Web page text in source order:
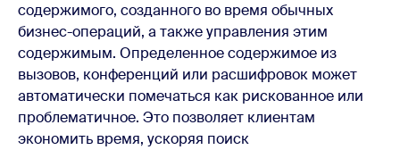
содержимого, созданного во время обычных
бизнес-операций, а также управления этим
содержимым. Определенное содержимое из
вызовов, конференций или расшифровок может
автоматически помечаться как рискованное или
проблематичное. Это позволяет клиентам
экономить время, ускоряя поиск